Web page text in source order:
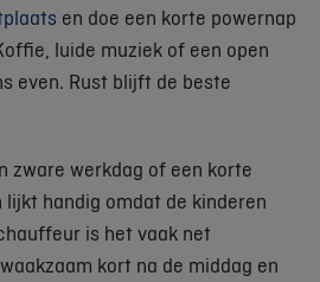
en doe een korte powernap
luide muziek of een open
even. Rust blijft de beste
zware werkdag of een korte
lijkt handig omdat de kinderen
is het vaak net
kort na de middag en